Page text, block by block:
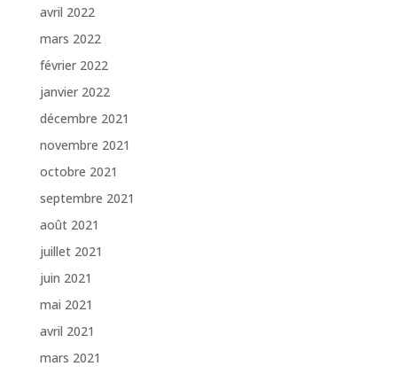
avril 2022
mars 2022
février 2022
janvier 2022
décembre 2021
novembre 2021
octobre 2021
septembre 2021
août 2021
juillet 2021
juin 2021
mai 2021
avril 2021
mars 2021